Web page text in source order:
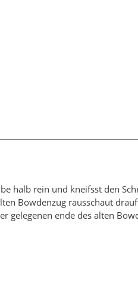
halb rein und kneifsst den
Bowdenzug rausschaut
gelegenen ende des alten